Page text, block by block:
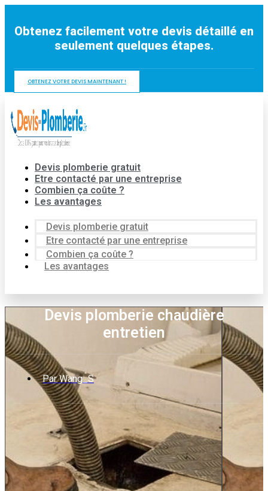
contenu
Obtenez facilement votre devis détaillé en
seulement quelques étapes.
OBTENEZ VOTRE DEVIS MAINTENANT !
Devis plomberie gratuit
Etre contacté par une entreprise
Combien ça coûte ?
Les avantages
Devis plomberie gratuit
Etre contacté par une entreprise
Combien ça coûte ?
Les avantages
Devis plomberie chaudière
entretien
ParWang_S